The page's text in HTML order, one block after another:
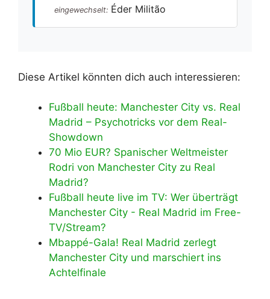
eingewechselt: Éder Militão
Diese Artikel könnten dich auch interessieren:
Fußball heute: Manchester City vs. Real
Madrid – Psychotricks vor dem Real-
Showdown
70 Mio EUR? Spanischer Weltmeister
Rodri von Manchester City zu Real
Madrid?
Fußball heute live im TV: Wer überträgt
Manchester City - Real Madrid im Free-
TV/Stream?
Mbappé-Gala! Real Madrid zerlegt
Manchester City und marschiert ins
Achtelfinale